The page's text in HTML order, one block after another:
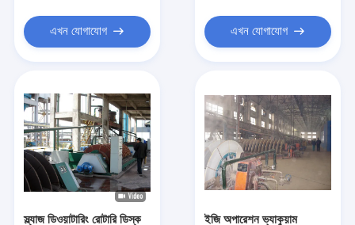
এখন যোগাযোগ এখন যোগাযোগ
স্ল্যাজ ডিওয়াটারিং রোটারি ডিস্ক
ইজি অপারেশন ভ্যাকুয়াম